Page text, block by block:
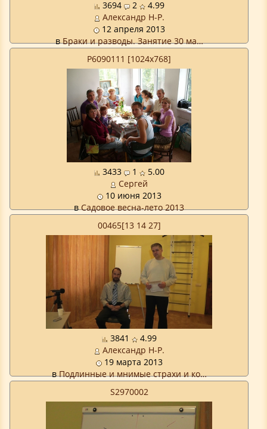
3694 2
4.99
Александр Н-Р.
12 апреля 2013
вБраки и разводы. Занятие 30 ма…
P6090111 [1024x768]
3433 1
5.00
Сергей
10 июня 2013
вСадовое весна-лето 2013
00465[13 14 27]
3841
4.99
Александр Н-Р.
19 марта 2013
вПодлинные и мнимые страхи и ко…
S2970002